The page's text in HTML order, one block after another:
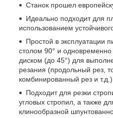
Станок прошел
Идеально подходит для
использованием
Простой в эксплуатации
столом 90° и
диском (до 45°) для
резания (продольный рез,
комбинированный рез и т.д.)
Подходит для резки
угловых стропил, а также
клинообразной